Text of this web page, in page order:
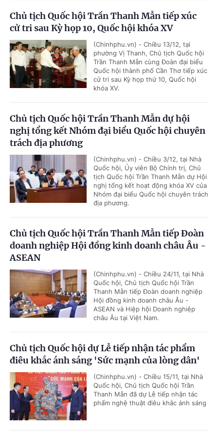
Chủ tịch Quốc hội Trần Thanh Mẫn tiếp xúc
cử tri sau Kỳ họp 10, Quốc hội khóa XV
(Chinhphu.vn) - Chiều 13/12, tại
phường Vị Thanh, Chủ tịch Quốc hội
Trần Thanh Mẫn cùng Đoàn đại biểu
Quốc hội thành phố Cần Thơ tiếp xúc
cử tri sau Kỳ họp thứ 10, Quốc hội
khóa XV.
Chủ tịch Quốc hội Trần Thanh Mẫn dự hội
nghị tổng kết Nhóm đại biểu Quốc hội chuyên
trách địa phương
(Chinhphu.vn) - Chiều 3/12, tại Nhà
Quốc hội, Ủy viên Bộ Chính trị, Chủ
tịch Quốc hội Trần Thanh Mẫn dự Hội
nghị tổng kết hoạt động khóa XV của
Nhóm đại biểu Quốc hội chuyên trách
địa phương.
Chủ tịch Quốc hội Trần Thanh Mẫn tiếp Đoàn
doanh nghiệp Hội đồng kinh doanh châu Âu -
ASEAN
(Chinhphu.vn) - Chiều 24/11, tại Nhà
Quốc hội, Chủ tịch Quốc hội Trần
Thanh Mẫn tiếp Đoàn doanh nghiệp
Hội đồng kinh doanh châu Âu -
ASEAN và Hiệp hội Doanh nghiệp
châu Âu tại Việt Nam.
Chủ tịch Quốc hội dự Lễ tiếp nhận tác phẩm
điêu khắc ánh sáng 'Sức mạnh của lòng dân'
(Chinhphu.vn) - Chiều 15/11, tại Nhà
Quốc hội, Chủ tịch Quốc hội Trần
Thanh Mẫn đã dự Lễ tiếp nhận tác
phẩm nghệ thuật điêu khắc ánh sáng